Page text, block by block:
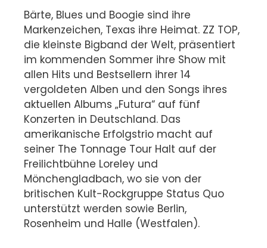
Bärte, Blues und Boogie sind ihre
Markenzeichen, Texas ihre Heimat. ZZ TOP,
die kleinste Bigband der Welt, präsentiert
im kommenden Sommer ihre Show mit
allen Hits und Bestsellern ihrer 14
vergoldeten Alben und den Songs ihres
aktuellen Albums „Futura“ auf fünf
Konzerten in Deutschland. Das
amerikanische Erfolgstrio macht auf
seiner The Tonnage Tour Halt auf der
Freilichtbühne Loreley und
Mönchengladbach, wo sie von der
britischen Kult-Rockgruppe Status Quo
unterstützt werden sowie Berlin,
Rosenheim und Halle (Westfalen).